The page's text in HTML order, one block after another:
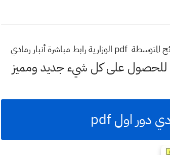
للحصول على كل شيء جديد ومميز